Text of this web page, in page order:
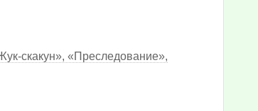
скакун», «Преследование»,